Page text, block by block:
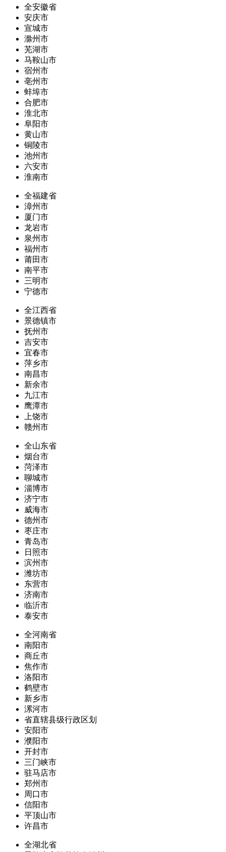
全安徽省
安庆市
宣城市
滁州市
芜湖市
马鞍山市
宿州市
亳州市
蚌埠市
合肥市
淮北市
阜阳市
黄山市
铜陵市
池州市
六安市
淮南市
全福建省
漳州市
厦门市
龙岩市
泉州市
福州市
莆田市
南平市
三明市
宁德市
全江西省
景德镇市
抚州市
吉安市
宜春市
萍乡市
南昌市
新余市
九江市
鹰潭市
上饶市
赣州市
全山东省
烟台市
菏泽市
聊城市
淄博市
济宁市
威海市
德州市
枣庄市
青岛市
日照市
滨州市
潍坊市
东营市
济南市
临沂市
泰安市
全河南省
南阳市
商丘市
焦作市
洛阳市
鹤壁市
新乡市
漯河市
省直辖县级行政区划
安阳市
濮阳市
开封市
三门峡市
驻马店市
郑州市
周口市
信阳市
平顶山市
许昌市
全湖北省